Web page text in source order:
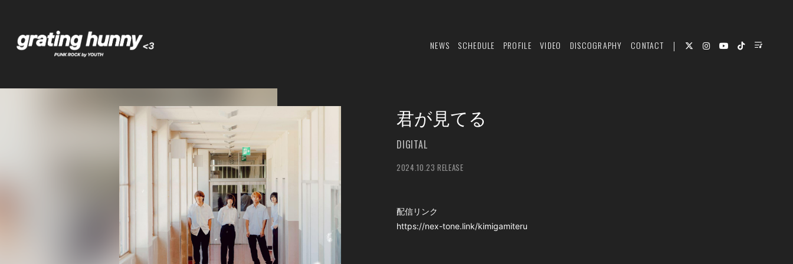
NEWS SCHEDULE PROFILE VIDEO DISCOGRAPHY CONTACT
君が見てる
DIGITAL
2024.10.23 RELEASE
配信リンク
https://nex-tone.link/kimigamiteru